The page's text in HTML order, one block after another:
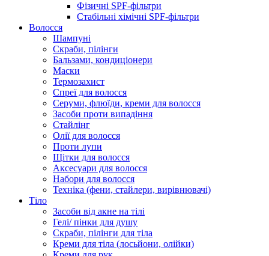
Фізичні SPF-фільтри
Стабільні хімічні SPF-фільтри
Волосся
Шампуні
Скраби, пілінги
Бальзами, кондиціонери
Маски
Термозахист
Спреї для волосся
Серуми, флюїди, креми для волосся
Засоби проти випадіння
Стайлінг
Олії для волосся
Проти лупи
Щітки для волосся
Аксесуари для волосся
Набори для волосся
Техніка (фени, стайлери, вирівнювачі)
Тіло
Засоби від акне на тілі
Гелі/ пінки для душу
Скраби, пілінги для тіла
Креми для тіла (лосьйони, олійки)